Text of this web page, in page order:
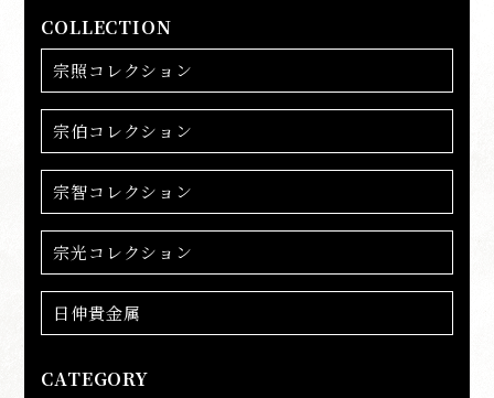
COLLECTION
宗照コレクション
宗伯コレクション
宗智コレクション
宗光コレクション
日伸貴金属
CATEGORY